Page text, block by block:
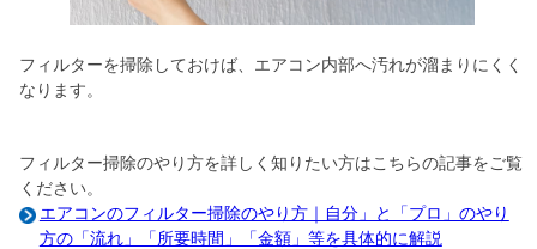
フィルターを掃除しておけば、エアコン内部へ汚れが溜まりにくく
なります。
フィルター掃除のやり方を詳しく知りたい方はこちらの記事をご覧
ください。
エアコンのフィルター掃除のやり方｜自分」と「プロ」のやり
方の「流れ」「所要時間」「金額」等を具体的に解説